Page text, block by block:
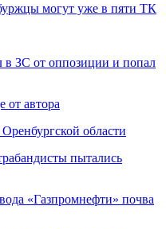
могут уже в пяти ТК
в ЗС от оппозиции и попал
от автора
области
пытались
«Газпромнефти» почва